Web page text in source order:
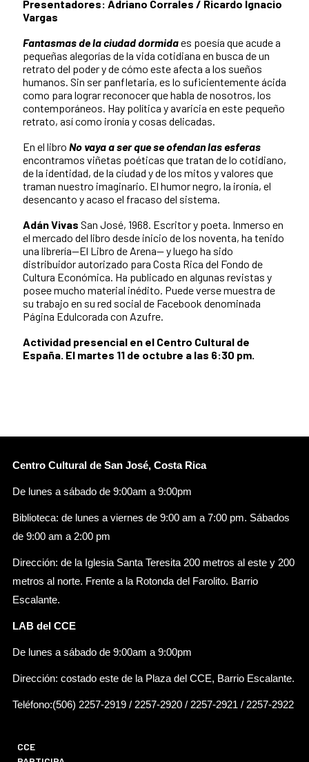
Presentadores: Adriano Corrales / Ricardo Ignacio
Vargas
Fantasmas de la ciudad dormidaes poesía que acude a
pequeñas alegorías de la vida cotidiana en busca de un
retrato del poder y de cómo este afecta a los sueños
humanos. Sin ser panfletaria, es lo suficientemente ácida
como para lograr reconocer que habla de nosotros, los
contemporáneos. Hay política y avaricia en este pequeño
retrato, así como ironía y cosas delicadas.
En el libro No vaya a ser que se ofendan las esferas
encontramos viñetas poéticas que tratan de lo cotidiano,
de la identidad, de la ciudad y de los mitos y valores que
traman nuestro imaginario. El humor negro, la ironía, el
desencanto y acaso el fracaso del sistema.
Adán Vivas San José, 1968. Escritor y poeta. Inmerso en
el mercado del libro desde inicio de los noventa, ha tenido
una librería—El Libro de Arena— y luego ha sido
distribuidor autorizado para Costa Rica del Fondo de
Cultura Económica. Ha publicado en algunas revistas y
posee mucho material inédito. Puede verse muestra de
su trabajo en su red social de Facebook denominada
Página Edulcorada con Azufre.
Actividad presencial en el Centro Cultural de
España. El martes 11 de octubre a las 6:30 pm.
Centro Cultural de San José, Costa Rica
De lunes a sábado de 9:00am a 9:00pm
Biblioteca: de lunes a viernes de 9:00 am a 7:00 pm. Sábados
de 9:00 am a 2:00 pm
Dirección: de la Iglesia Santa Teresita 200 metros al este y 200
metros al norte. Frente a la Rotonda del Farolito. Barrio
Escalante.
LAB del CCE
De lunes a sábado de 9:00am a 9:00pm
Dirección: costado este de la Plaza del CCE, Barrio Escalante.
Teléfono:(506) 2257-2919 / 2257-2920 / 2257-2921 / 2257-2922
CCE